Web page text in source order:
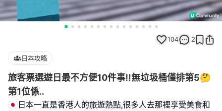
104 2
日本攻略
旅客票選遊日最不方便10件事‼️無垃圾桶僅排第5🤔
第1位係..
🇯🇵日本一直是香港人的旅遊熱點,很多人去那裡享受美食和